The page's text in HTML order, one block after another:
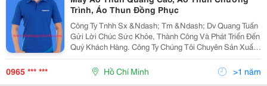
Trình, Áo Thun Đồng Phục
Công Ty Tnhh Sx &Ndash; Tm &Ndash; Dv Quang Tuấn
Gửi Lời Chúc Sức Khỏe, Thành Công Và Phát Triển Đến
Quý Khách Hàng. Công Ty Chúng Tôi Chuyên Sản Xuất
Và Cung Ứng Các Mặt Hàng Bảo Hộ Lao Động Như: -
Quần Áo: Quần Áo Bảo Hộ Lao Động, Quần Áo Jean Đ
0965 *** *** Hồ Chí Minh >1 năm